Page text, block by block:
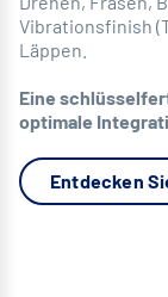
Vibrationsfinish
Läppen.
Eine
optimale
Entdecken